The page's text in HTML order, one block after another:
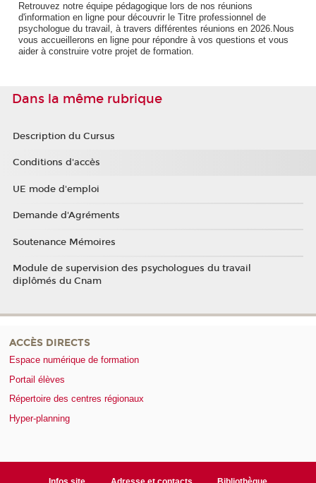
Retrouvez notre équipe pédagogique lors de nos réunions
d'information en ligne pour découvrir le Titre professionnel de
psychologue du travail, à travers différentes réunions en 2026.Nous
vous accueillerons en ligne pour répondre à vos questions et vous
aider à construire votre projet de formation.
Dans la même rubrique
Description du Cursus
Conditions d'accès
UE mode d'emploi
Demande d'Agréments
Soutenance Mémoires
Module de supervision des psychologues du travail
diplômés du Cnam
ACCÈS DIRECTS
Espace numérique de formation
Portail élèves
Répertoire des centres régionaux
Hyper-planning